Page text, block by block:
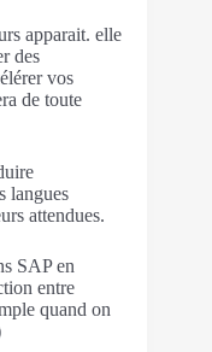
apparait. elle
des
vos
de toute
langues
attendues.
SAP en
entre
quand on